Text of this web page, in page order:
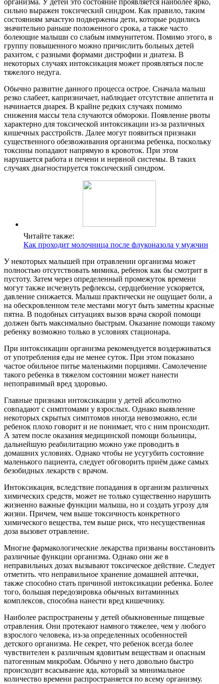
организма. У детей это состояние проявляется наиболее ярко,
сильно выражен токсический синдром. Как правило, таким
состояниям зачастую подвержены дети, которые родились
значительно раньше положенного срока, а также часто
болеющие малыши со слабым иммунитетом. Помимо этого, в
группу повышенного можно причислить больных детей
рахитом, с разными формами дистрофии и диатеза. В
некоторых случаях интоксикация может проявляться после
тяжелого недуга.
Обычно развитие данного процесса острое. Сначала малыш
резко слабеет, капризничает, наблюдает отсутствие аппетита и
начинается диарея. В крайне редких случаях помимо
снижения массы тела случаются обмороки. Появление рвоты
характерно для токсической интоксикации из-за различных
кишечных расстройств. Далее могут появиться признаки
существенного обезвоживания организма ребенка, поскольку
токсины попадают напрямую в кровоток. При этом
нарушается работа и печени и нервной системы. В таких
случаях диагностируется токсический синдром.
Читайте также:
Как проходит молочница после флуконазола у мужчин
У некоторых малышей при отравлении организма может
полностью отсутствовать мимика, ребенок как бы смотрит в
пустоту. Затем через определенный промежуток времени
могут также исчезнуть рефлексы, сердцебиение ускоряется,
давление снижается. Малыш практически не ощущает боли, а
на обескровленном теле местами могут быть заметны красные
пятна. В подобных ситуациях вызов врача скорой помощи
должен быть максимально быстрым. Оказание помощи такому
ребенку возможно только в условиях стационара.
При интоксикации организма рекомендуется воздерживаться
от употребления еды не менее суток. При этом показано
частое обильное питье маленькими порциями. Самолечение
такого ребенка в тяжелом состоянии может нанести
непоправимый вред здоровью.
Главные признаки интоксикации у детей абсолютно
совпадают с симптомами у взрослых. Однако выявление
некоторых скрытых симптомов иногда невозможно, если
ребенок плохо говорит и не понимает, что с ним происходит.
А затем после оказания медицинской помощи больницы,
дальнейшую реабилитацию можно уже проводить в
домашних условиях. Однако чтобы не усугубить состояние
маленького пациента, следует обговорить приём даже самых
безобидных лекарств с врачом.
Интоксикация, вследствие попадания в организм различных
химических средств, может не только существенно нарушить
жизненно важные функции малыша, но и создать угрозу для
жизни. Причем, чем выше токсичность конкретного
химического вещества, тем выше риск, что несущественная
доза вызовет отравление.
Многие фармакологические лекарства призваны восстановить
различные функции организма. Однако они же в
неправильных дозах вызывают токсическое действие. Следует
отметить. что неправильное хранение домашней аптечки,
также способно стать причиной интоксикации ребенка. Более
того, большая передозировка обычных витаминных
комплексов, способна нанести вред кишечнику.
Наиболее распространены у детей обыкновенные пищевые
отравления. Они протекают намного тяжелее, чем у любого
взрослого человека, из-за определенных особенностей
детского организма. Не секрет, что ребенок всегда более
чувствителен к различным ядовитым веществам и опасным
патогенным микробам. Обычно у него довольно быстро
происходит всасывание яда, который за минимальное
количество времени распространяется по всему организму.